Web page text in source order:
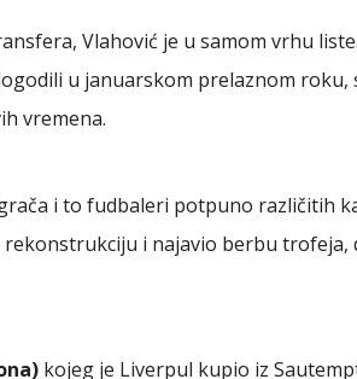
Vlahović je u samom vrhu liste.
u januarskom prelaznom roku,
vremena.
i to fudbaleri potpuno različitih
rekonstrukciju i najavio berbu trofeja,
kojeg je Liverpul kupio iz